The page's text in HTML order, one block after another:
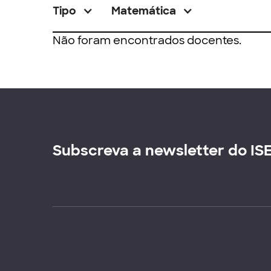
Tipo Matemática
Não foram encontrados docentes.
Subscreva a newsletter do